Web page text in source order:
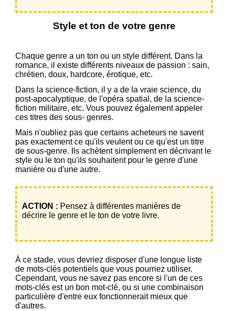
Style et ton de votre genre
Chaque genre a un ton ou un style différent. Dans la
romance, il existe différents niveaux de passion : sain,
chrétien, doux, hardcore, érotique, etc.
Dans la science-fiction, il y a de la vraie science, du
post-apocalyptique, de l'opéra spatial, de la science-
fiction militaire, etc. Vous pouvez également appeler
ces titres des sous- genres.
Mais n'oubliez pas que certains acheteurs ne savent
pas exactement ce qu'ils veulent ou ce qu'est un titre
de sous-genre. Ils achètent simplement en décrivant le
style ou le ton qu'ils souhaitent pour le genre d'une
manière ou d'une autre.
ACTION : Pensez à différentes manières de
décrire le genre et le ton de votre livre.
À ce stade, vous devriez disposer d'une longue liste
de mots-clés potentiels que vous pourriez utiliser.
Cependant, vous ne savez pas encore si l'un de ces
mots-clés est un bon mot-clé, ou si une combinaison
particulière d'entre eux fonctionnerait mieux que
d'autres.